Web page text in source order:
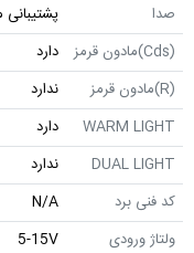
پشتیبانی میکند
دارد
ندارد
WARM
دارد
ندارد
N/A
5-15V